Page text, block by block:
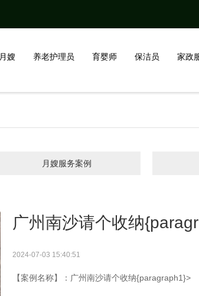
月嫂 养老护理员 育婴师 保洁员 家政
月嫂服务案例
广州南沙请个收纳
2024-07-03 15:40:51
【案例名称】：广州南沙请个收纳{paragraph1}>